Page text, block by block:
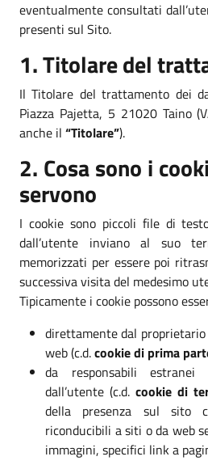
eventualmente consultati
presenti sul Sito.
1. Titolare del
Il Titolare del trattamento dei
Piazza Pajetta, 5 21020 Taino
anche il “Titolare”).
2. Cosa sono i
servono
I cookie sono piccoli file di
dall’utente inviano al suo
memorizzati per essere poi
successiva visita del medesimo
Tipicamente i cookie possono
direttamente dal
web (c.d.cookie di prima
da responsabili
dall’utente (c.d. cookie di
della presenza sul sito
riconducibili a siti o da web
immagini, specifici link a